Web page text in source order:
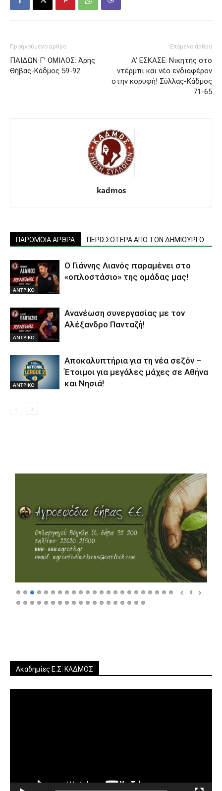
Προηγούμενο άρθρο
ΠΑΙΔΩΝ Γ’ ΟΜΙΛΟΣ: Άρης
Θήβας-Κάδμος 59-92
Επόμενο άρθρο
Α’ ΕΣΚΑΣΕ: Νικητής στο
ντέρμπι και νέο ενδιαφέρον
στην κορυφή! Σύλλας-Κάδμος
71-65
kadmos
ΠΑΡΟΜΟΙΑ ΑΡΘΡΑ ΠΕΡΙΣΣΟΤΕΡΑ ΑΠΟ ΤΟΝ ΔΗΜΙΟΥΡΓΟ
ΑΝTΡΙΚΟ
Ο Γιάννης Λιανός παραμένει στο
«οπλοστάσιο» της ομάδας μας!
ΑΝTΡΙΚΟ
Ανανέωση συνεργασίας με τον
Αλέξανδρο Πανταζή!
ΑΝTΡΙΚΟ
Αποκαλυπτήρια για τη νέα σεζόν –
Έτοιμοι για μεγάλες μάχες σε Αθήνα
και Νησιά!
Ακαδημίες Ε.Σ. ΚΑΔΜΟΣ